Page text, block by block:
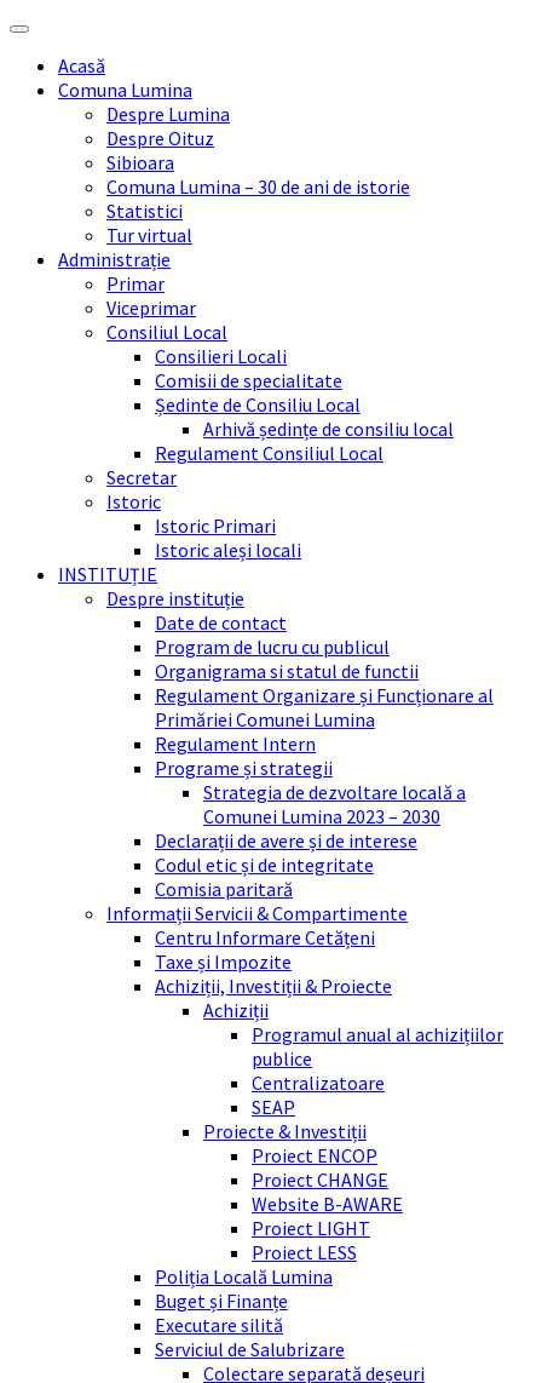
Skip
content
Skip
sidebar
Skip
right
sidebar
Skip
footerAcasă
Comuna Lumina
Despre Lumina
Despre Oituz
Sibioara
Comuna Lumina – 30 de ani de istorie
Statistici
Tur virtual
Administrație
Primar
Viceprimar
Consiliul Local
Consilieri Locali
Comisii de specialitate
Ședinte de Consiliu Local
Arhivă ședințe de consiliu local
Regulament Consiliul Local
Secretar
Istoric
Istoric Primari
Istoric aleși locali
INSTITUȚIE
Despre instituție
Date de contact
Program de lucru cu publicul
Organigrama si statul de functii
Regulament Organizare și Funcționare al
Primăriei Comunei Lumina
Regulament Intern
Programe și strategii
Strategia de dezvoltare locală a
Comunei Lumina 2023 – 2030
Declarații de avere și de interese
Codul etic și de integritate
Comisia paritară
Informații Servicii & Compartimente
Centru Informare Cetățeni
Taxe și Impozite
Achiziții, Investiții & Proiecte
Achiziții
Programul anual al achizițiilor
publice
Centralizatoare
SEAP
Proiecte & Investiții
Proiect ENCOP
Proiect CHANGE
Website B-AWARE
Proiect LIGHT
Proiect LESS
Poliția Locală Lumina
Buget și Finanțe
Executare silită
Serviciul de Salubrizare
Colectare separată deșeuri